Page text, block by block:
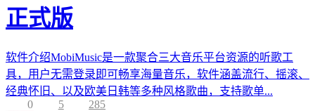
正式版
软件介绍MobiMusic是一款聚合三大音乐平台资源的听歌工
具，用户无需登录即可畅享海量音乐，软件涵盖流行、摇滚、
经典怀旧、以及欧美日韩等多种风格歌曲，支持歌单...
0
5 285